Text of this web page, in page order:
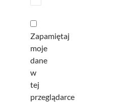
Zapamiętaj
moje
dane
w
tej
przeglądarce